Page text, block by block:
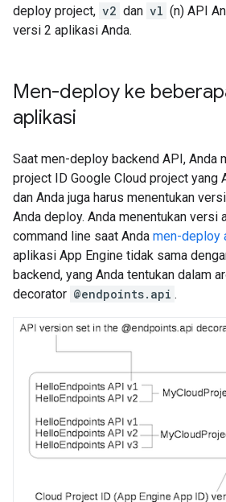
deploy project, v2 dan vl (n) API
versi 2 aplikasi Anda.
Men-deploy ke
aplikasi
Saat men-deploy backend API, Anda
project ID Google Cloud project yang
dan Anda juga harus menentukan
Anda deploy. Anda menentukan versi
command line saat Anda men-deploy
aplikasi App Engine tidak sama
backend, yang Anda tentukan dalam
decorator @endpoints.api .